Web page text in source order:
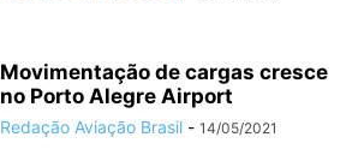
Movimentação de cargas cresce
no Porto Alegre Airport
Redação Aviação Brasil - 14/05/2021